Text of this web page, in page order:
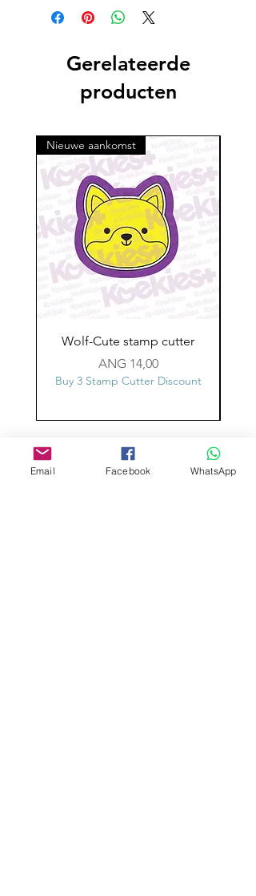
Gerelateerde
producten
Nieuwe aankomst
Wolf-Cute stamp cutter
Prijs
ANG 14,00
Buy 3 Stamp Cutter Discount
Aangepast ontwerp
Stempelsnijders
Email Facebook WhatsApp